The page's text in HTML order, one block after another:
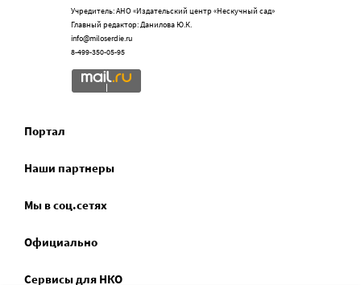
Учредитель: АНО «Издательский центр «Нескучный сад»
Главный редактор: Данилова Ю.К.
info@miloserdie.ru
8-499-350-05-95
Портал
Наши партнеры
Мы в соц.сетях
Официально
Сервисы для НКО